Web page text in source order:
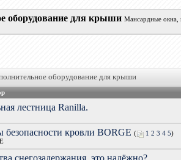
оборудование для крыши Мансардные окна,
оборудование для крыши
лестница Ranilla.
безопасности кровли BORGE ( 1 2 3 4 5)
снегозадержания, это надёжно?